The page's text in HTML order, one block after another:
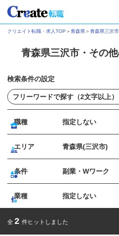
クリエイト転職・求人TOP ＞青森県＞青森県三沢市
青森県三沢市・その
検索条件の設定
職種 指定しない
エリア 青森県(三沢市)
条件 副業・Wワーク
業種 指定しない
全 2 件ヒットしました